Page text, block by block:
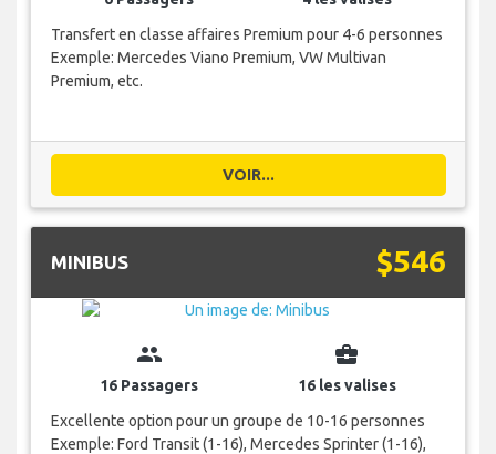
Transfert en classe affaires Premium pour 4-6 personnes
Exemple: Mercedes Viano Premium, VW Multivan
Premium, etc.
VOIR...
MINIBUS $546
group
16 Passagers
business_center
16 les valises
Excellente option pour un groupe de 10-16 personnes
Exemple: Ford Transit (1-16), Mercedes Sprinter (1-16),